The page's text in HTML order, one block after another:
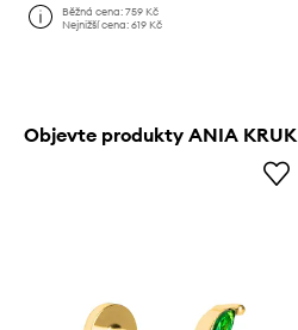
Běžná cena:759 Kč
Nejnižší cena:619 Kč
Objevte produkty ANIA KRUK